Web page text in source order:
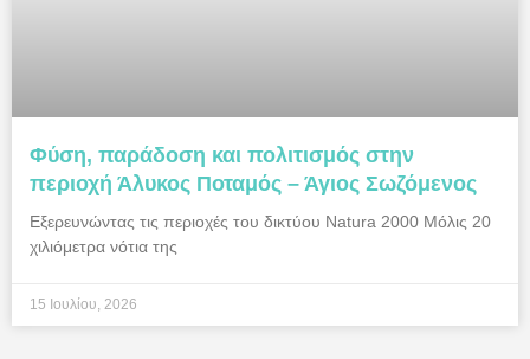
Φύση, παράδοση και πολιτισμός στην
περιοχή Άλυκος Ποταμός – Άγιος Σωζόμενος
Εξερευνώντας τις περιοχές του δικτύου Natura 2000 Μόλις 20
χιλιόμετρα νότια της
15 Ιουλίου, 2026